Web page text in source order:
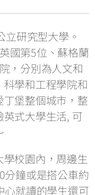
研究型大學。
國第5位、蘇格蘭
，分別為人文和
學和工程學院和
堡整個城市，整
式大學生活, 可
校園內，周邊生
分鐘或是搭公車約
心就讀的學生還可